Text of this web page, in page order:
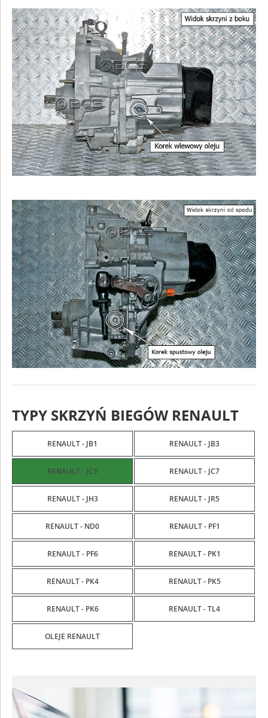
TYPY SKRZYŃ BIEGÓW RENAULT
RENAULT - JB1 RENAULT - JB3
RENAULT - JC5 RENAULT - JC7
RENAULT - JH3 RENAULT - JR5
RENAULT - ND0 RENAULT - PF1
RENAULT - PF6 RENAULT - PK1
RENAULT - PK4 RENAULT - PK5
RENAULT - PK6 RENAULT - TL4
OLEJE RENAULT